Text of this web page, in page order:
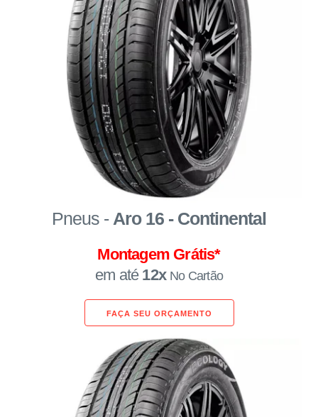
Pneus - Aro 16 - Continental
Montagem Grátis*
em até 12x No Cartão
FAÇA SEU ORÇAMENTO